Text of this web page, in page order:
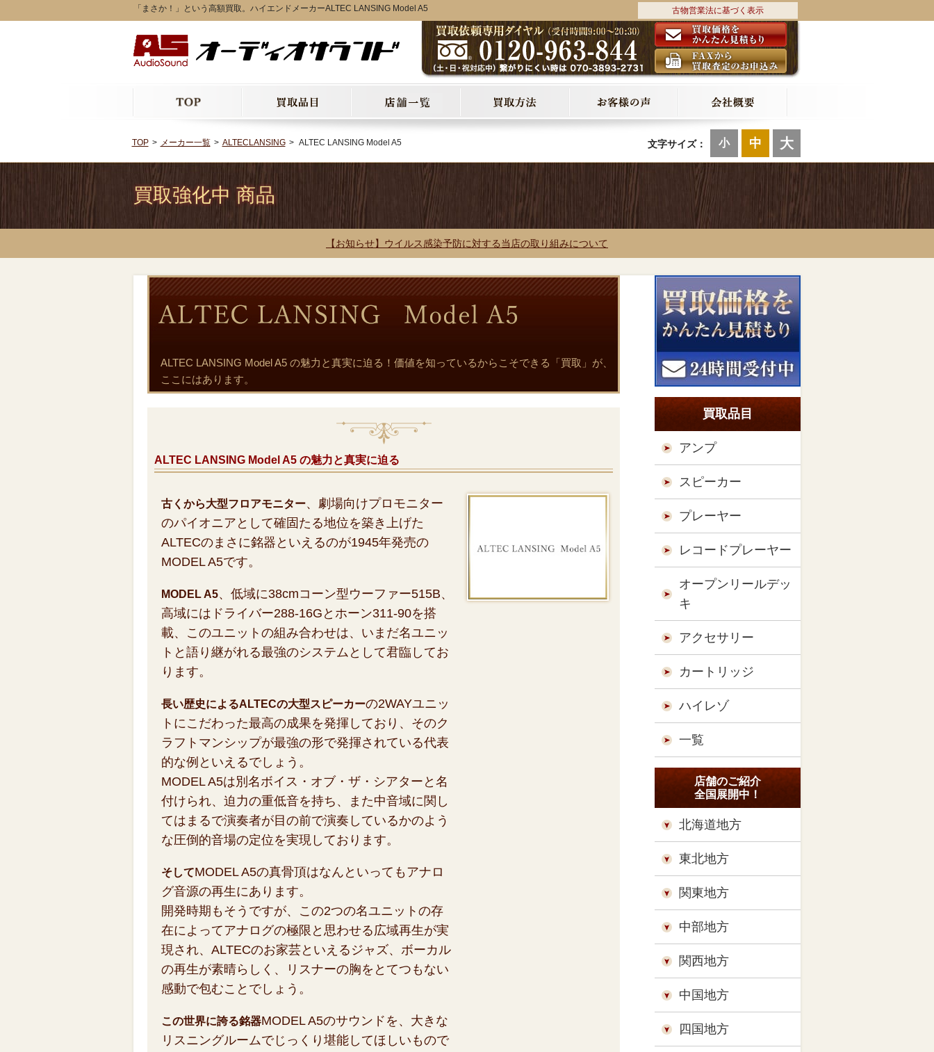
「まさか！」という高額買取。ハイエンドメーカーALTEC LANSING Model A5 古物営業法に基づく表示
文字サイズ： 小 中 大
TOP メーカー一覧 ALTECLANSING ALTEC LANSING Model A5
買取強化中 商品
【お知らせ】ウイルス感染予防に対する当店の取り組みについて
ALTEC LANSING Model A5 の魅力と真実に迫る！価値を知っているからこそできる「買取」が、
ここにはあります。
ALTEC LANSING Model A5 の魅力と真実に迫る
古くから大型フロアモニター、劇場向けプロモニター
のパイオニアとして確固たる地位を築き上げた
ALTECのまさに銘器といえるのが1945年発売の
MODEL A5です。
MODEL A5、低域に38cmコーン型ウーファー515B、
高域にはドライバー288-16Gとホーン311-90を搭
載、このユニットの組み合わせは、いまだ名ユニッ
トと語り継がれる最強のシステムとして君臨してお
ります。
長い歴史によるALTECの大型スピーカーの2WAYユニッ
トにこだわった最高の成果を発揮しており、そのク
ラフトマンシップが最強の形で発揮されている代表
的な例といえるでしょう。
MODEL A5は別名ボイス・オブ・ザ・シアターと名
付けられ、迫力の重低音を持ち、また中音域に関し
てはまるで演奏者が目の前で演奏しているかのよう
な圧倒的音場の定位を実現しております。
そしてMODEL A5の真骨頂はなんといってもアナロ
グ音源の再生にあります。
開発時期もそうですが、この2つの名ユニットの存
在によってアナログの極限と思わせる広域再生が実
現され、ALTECのお家芸といえるジャズ、ボーカル
の再生が素晴らしく、リスナーの胸をとてつもない
感動で包むことでしょう。
この世界に誇る銘器MODEL A5のサウンドを、大きな
リスニングルームでじっくり堪能してほしいもので
買取品目
アンプ
スピーカー
プレーヤー
レコードプレーヤー
オープンリールデッ
キ
アクセサリー
カートリッジ
ハイレゾ
一覧
店舗のご紹介
全国展開中！
北海道地方
東北地方
関東地方
中部地方
関西地方
中国地方
四国地方